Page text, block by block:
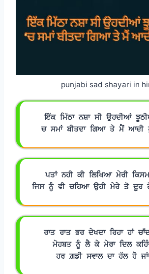
punjabi sad shayari in
ਇੱਕ ਮਿੱਠਾ ਨਸ਼ਾ ਸੀ ਉਹਦੀਆਂ
ਚ ਸਮਾਂ ਬੀਤਦਾ ਗਿਆ ਤੇ ਮੈਂ ਆਦੀ
ਪਤਾਂ ਨਹੀ ਕੀ ਲਿਖਿਆ ਮੇਰੀ
ਜਿਸ ਨੂੰ ਵੀ ਚਹਿਆ ਉਹੀ ਮੇਰੇ ਤੋ
ਰਾਤ ਰਾਤ ਭਰ ਦੇਖਦਾ ਰਿਹਾ ਹਾਂ
ਮੋਹਬਤ ਨੂੰ ਲੈ ਕੇ ਮੇਰਾ ਦਿਲ
ਹਰ ਗ਼ਡੀ ਸਵਾਲ ਦਾ ਹੱਲ ਹੋ